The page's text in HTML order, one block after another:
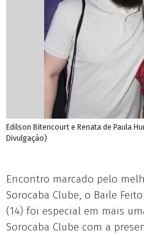
Edilson Bitencourt e Renata de Paula
Divulgação)
Encontro marcado pelo
Sorocaba Clube, o Baile
(14) foi especial em mais
Sorocaba Clube com a